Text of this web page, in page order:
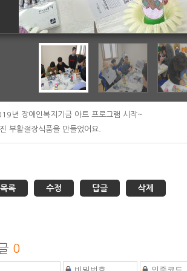
년 장애인복지기금 아트 프로그램 시작~
부활절장식품을 만들었어요.
목록 수정 답글 삭제
0